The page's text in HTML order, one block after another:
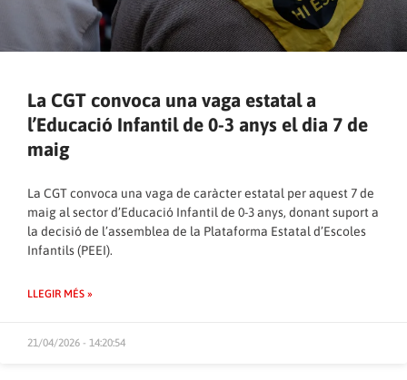
La CGT convoca una vaga estatal a
l’Educació Infantil de 0-3 anys el dia 7 de
maig
La CGT convoca una vaga de caràcter estatal per aquest 7 de
maig al sector d’Educació Infantil de 0-3 anys, donant suport a
la decisió de l’assemblea de la Plataforma Estatal d’Escoles
Infantils (PEEI).
LLEGIR MÉS »
21/04/2026 - 14:20:54